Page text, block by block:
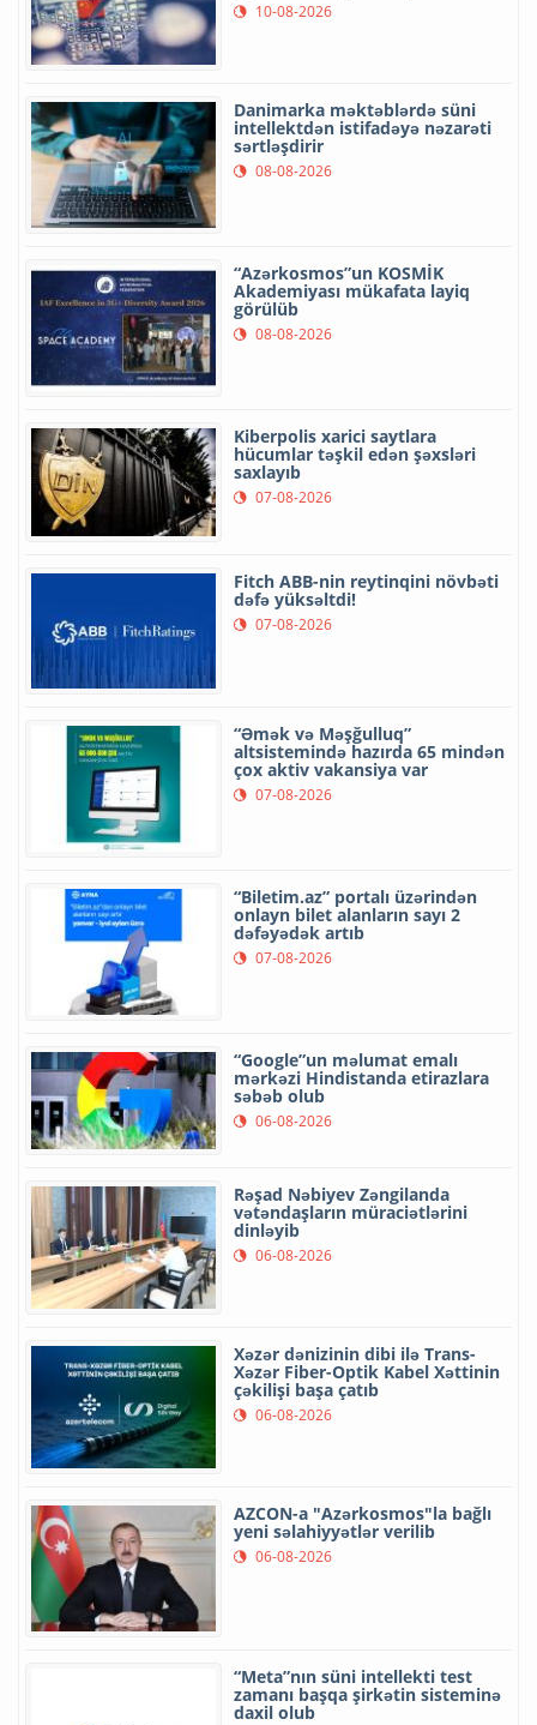
10-08-2026
Danimarka məktəblərdə süni
intellektdən istifadəyə nəzarəti
sərtləşdirir
08-08-2026
“Azərkosmos”un KOSMİK
Akademiyası mükafata layiq
görülüb
08-08-2026
Kiberpolis xarici saytlara
hücumlar təşkil edən şəxsləri
saxlayıb
07-08-2026
Fitch ABB-nin reytinqini növbəti
dəfə yüksəltdi!
07-08-2026
“Əmək və Məşğulluq”
altsistemində hazırda 65 mindən
çox aktiv vakansiya var
07-08-2026
“Biletim.az” portalı üzərindən
onlayn bilet alanların sayı 2
dəfəyədək artıb
07-08-2026
“Google”un məlumat emalı
mərkəzi Hindistanda etirazlara
səbəb olub
06-08-2026
Rəşad Nəbiyev Zəngilanda
vətəndaşların müraciətlərini
dinləyib
06-08-2026
Xəzər dənizinin dibi ilə Trans-
Xəzər Fiber-Optik Kabel Xəttinin
çəkilişi başa çatıb
06-08-2026
AZCON-a "Azərkosmos"la bağlı
yeni səlahiyyətlər verilib
06-08-2026
“Meta”nın süni intellekti test
zamanı başqa şirkətin sisteminə
daxil olub